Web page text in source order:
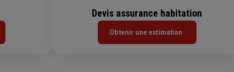
Devis assurance habitation
Obtenir une estimation